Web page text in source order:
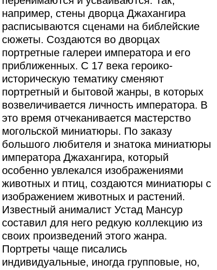
например, стены дворца Джахангира
расписываются сценами на библейские
сюжеты. Создаются во дворцах
портретные галереи императора и его
приближенных. С 17 века героико-
историческую тематику сменяют
портретный и бытовой жанры, в которых
возвеличивается личность императора. В
это время отчеканивается мастерство
могольской миниатюры. По заказу
большого любителя и знатока миниатюры
императора Джахангира, который
особенно увлекался изображениями
животных и птиц, создаются миниатюры с
изображением животных и растений.
Известный анималист Устад Мансур
составил для него редкую коллекцию из
своих произведений этого жанра.
Портреты чаще писались
индивидуальные, иногда групповые, но,